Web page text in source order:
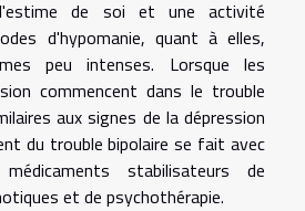
de soi et une activité
d'hypomanie, quant à elles,
peu intenses. Lorsque les
commencent dans le trouble
aux signes de la dépression
du trouble bipolaire se fait avec
stabilisateurs de
et de psychothérapie.